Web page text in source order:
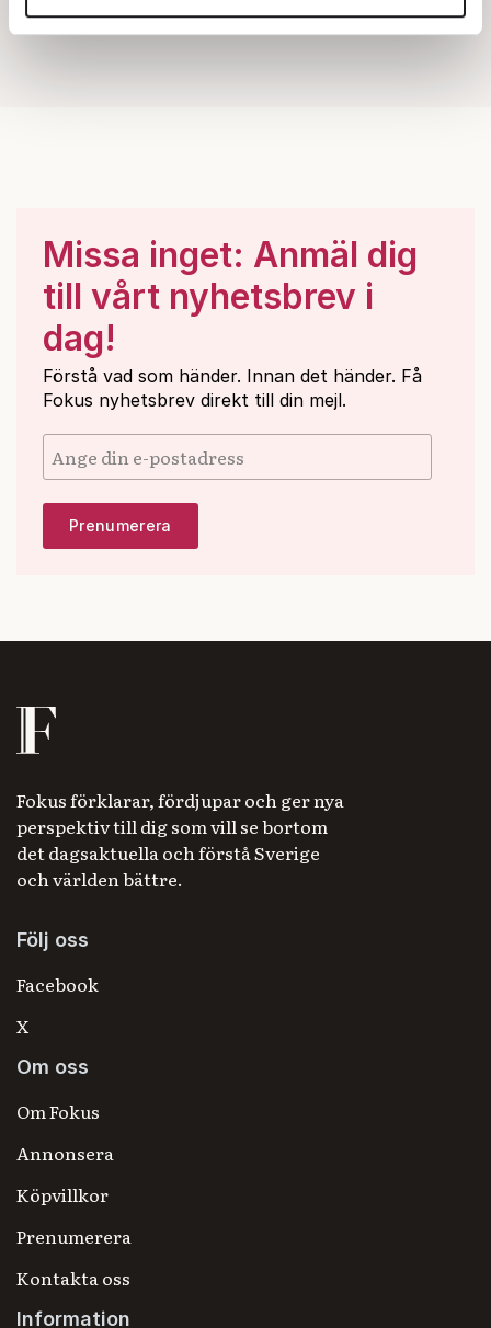
annons- och analysföretag som vi samarbetar med.
Dessa kan i sin tur kombinera informationen med annan
Missa inget: Anmäl dig
till vårt nyhetsbrev i
dag!
Förstå vad som händer. Innan det händer. Få
Fokus nyhetsbrev direkt till din mejl.
Fokus förklarar, fördjupar och ger nya
perspektiv till dig som vill se bortom
det dagsaktuella och förstå Sverige
och världen bättre.
Följ oss
Facebook
X
Om oss
Om Fokus
Annonsera
Köpvillkor
Prenumerera
Kontakta oss
Information